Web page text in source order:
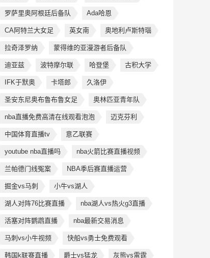
罗萨里奥阿根廷后备队 Ada哈恩
CA阿特兰大女足 英女南 奥地利卢斯特瑙
拉奇泽罗纳 蒙得维的亚漫游者后备队
迪亚兹 波特摩尔联 哈登堡 古积大学
IFK于默奥 卡塔郎 久洛伊
圣安东尼奥布鲁布鲁女足 奥林匹亚青年队
nba直播免费高清在线观看泡泡 迈克芬利
中国体育直播tv 意乙联赛
youtube nba直播吗 nba火箭比赛直播视频
兰帕德门线冤案 NBA季后赛直播运营
掘金vs马刺 小牛vs湖人
湖人对阵76比赛直播 nba湖人vs热火g3直播
活塞对阵鹦鹉直播 nba最新交易消息
马刺vs小牛视频 快船vs勇士免费观看
韩国k联赛直播 爵士vs猛龙 灰熊vs雷霆